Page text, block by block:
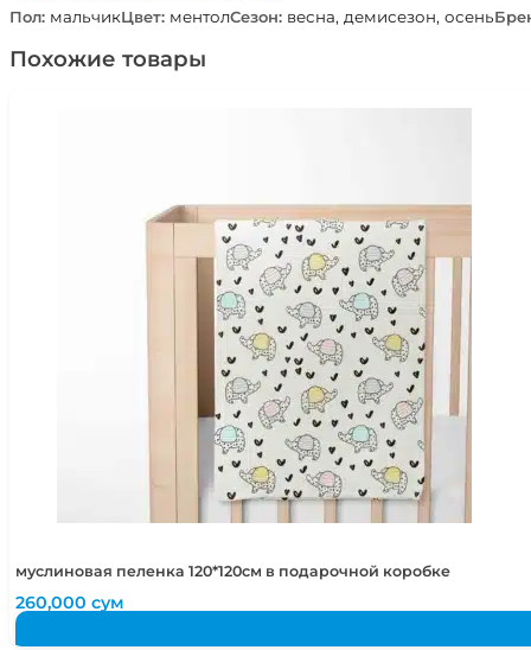
Пол: мальчикЦвет: ментолСезон: весна, демисезон, осень
Похожие товары
муслиновая пеленка 120*120см в подарочной коробке
260,000сум